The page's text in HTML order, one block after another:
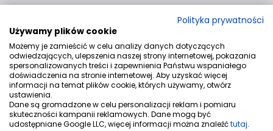
Biuro Nieruchomości Wiśniewscy Nieruchomości
Rzeźnicka 14-15D 82-300 Elbląg
Aleja Rodła 4/9 82-200 Malbork
Kontakt
biuro@wnieruchomosci.pl
+48530540852
Znajdziesz nas tu
Polityka prywatności
Używamy plików cookie
Możemy je zamieścić w celu analizy danych dotyczących
odwiedzających, ulepszenia naszej strony internetowej, pokazania
spersonalizowanych treści i zapewnienia Państwu wspaniałego
doświadczenia na stronie internetowej. Aby uzyskać więcej
informacji na temat plików cookie, których używamy, otwórz
ustawienia.
Dane są gromadzone w celu personalizacji reklam i pomiaru
skuteczności kampanii reklamowych. Dane mogą być
udostępniane Google LLC, więcej informacji można znaleźćtutaj.